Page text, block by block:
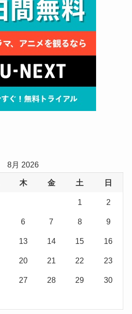
8月 2026
木 金 土 日
1 2
6 7 8 9
13 14 15 16
20 21 22 23
27 28 29 30